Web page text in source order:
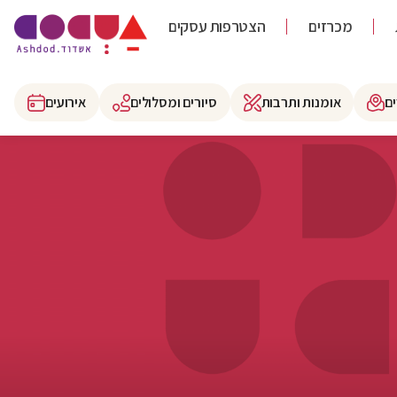
הצטרפות עסקים מכרזים
אירועים סיורים ומסלולים אומנות ותרבות